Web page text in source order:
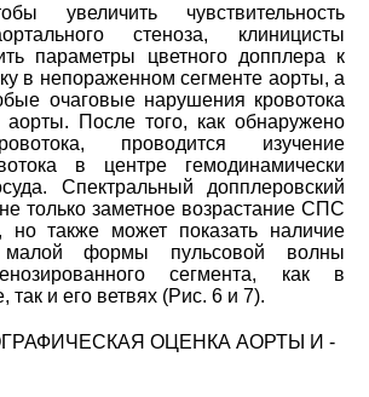
увеличить чувствительность
стеноза, клиницисты
параметры цветного допплера к
в непораженном сегменте аорты, а
очаговые нарушения кровотока
После того, как обнаружено
проводится изучение
в центре гемодинамически
Спектральный допплеровский
только заметное возрастание СПС
но также может показать наличие
формы пульсовой волны
сегмента, как в
так и его ветвях (Рис. 6 и 7).